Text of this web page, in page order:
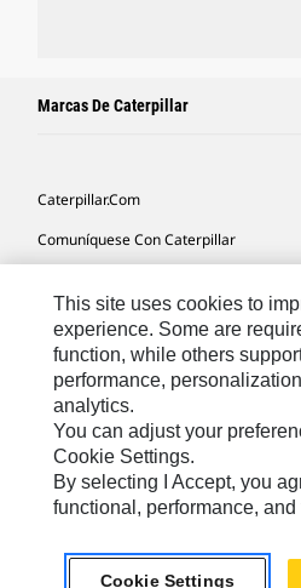
Marcas De Caterpillar
Caterpillar.com
Comuníquese Con Caterpillar
Mapa Del Sitio
Cookie Settings
Avisos Legales
Privacidad
Español
reservados.
This site uses cookies to
experience. Some are
function, while others
performance,
analytics.
You can adjust your
Cookie Settings.
By selecting I Accept, you
functional, performance,
Cookie Settings